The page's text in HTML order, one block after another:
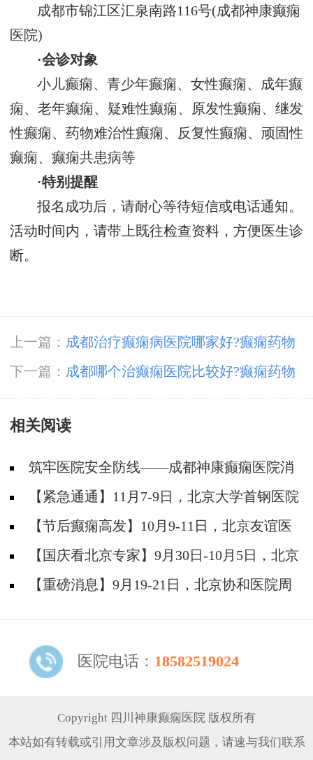
成都市锦江区汇泉南路116号(成都神康癫痫
医院)
·会诊对象
小儿癫痫、青少年癫痫、女性癫痫、成年癫
痫、老年癫痫、疑难性癫痫、原发性癫痫、继发
性癫痫、药物难治性癫痫、反复性癫痫、顽固性
癫痫、癫痫共患病等
·特别提醒
报名成功后，请耐心等待短信或电话通知。
活动时间内，请带上既往检查资料，方便医生诊
断。
上一篇： 成都治疗癫痫病医院哪家好?癫痫药物
对肝肾有什么影响?
下一篇： 成都哪个治癫痫医院比较好?癫痫药物
对肝肾有什么影响?
相关阅读
筑牢医院安全防线——成都神康癫痫医院消
防安全培训纪实
【紧急通通】11月7-9日，北京大学首钢医院
神经内科胡颖教授亲临成都会诊，破解癫痫疑难
【节后癫痫高发】10月9-11日，北京友谊医
院陈葵博士免费会诊+治疗援助，破解癫痫难
题！
【国庆看北京专家】9月30日-10月5日，北京
天坛&首钢医院两大专家蓉城亲诊+癫痫大额救
【重磅消息】9月19-21日，北京协和医院周
线！
医院电话： 18582519024
Copyright 四川神康癫痫医院 版权所有
本站如有转载或引用文章涉及版权问题，请速与我们联系